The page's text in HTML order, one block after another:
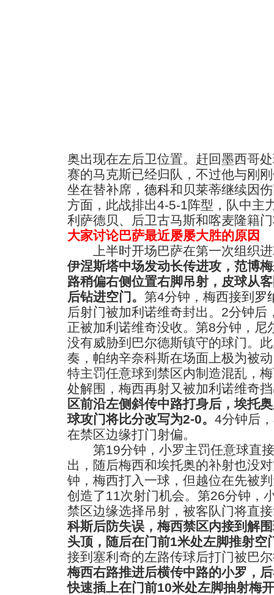
奥出现在左后卫位置。赶回墨西哥
赛的马克斯已经归队，不过他与刚
坐在替补席， 德科和贝莱蒂继续因
方面，此战排出4-5-1阵型，队中主
利萨德贝、后卫古马斯和喀麦隆籍
大家讨论巴萨最近屡屡大胜的原因
上半时开场巴萨在第一次组织进
伊涅斯塔中场发动长传进攻，范博
路稍偏右侧位置右脚吊射，皮球从
后钻进空门。 第4分钟，梅西接到 罗
后射门被加利诺维奇封出。2分钟
正被加利诺维奇没收。第8分钟，尼
没有威胁到巴尔德斯镇守的球门。
奏，帕纳辛奈科斯在场面上极为被
特主罚任意球到禁区内制造混乱，
处解围，梅西再射又被加利诺维奇
区前沿左侧斜传中路打身后，埃托
球攻门将比分改写为2-0。 4分钟后
在禁区边缘打门射偏。
第19分钟，小罗主罚任意球直接
出，随后梅西和埃托奥的补射也没
钟，梅西打入一球，但越位在先被
创造了11次射门机会。第26分钟，
禁区边缘选择吊射，被客队门将直
科斯后防失误，梅西禁区内接到解
头顶，随后在门前1米处左脚推射空
接到塞利奇的左路传球后打门被巴
梅西右路推进后横传中路的小罗，
快速插上在门前10米处左脚抽射梅